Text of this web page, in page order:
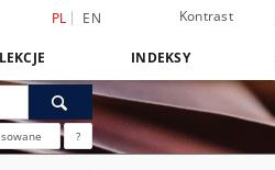
PL EN Kontrast
INDEKSY
?